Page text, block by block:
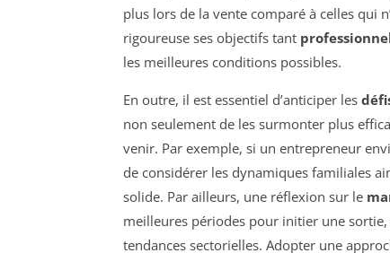
plus lors de la vente comparé à celles qui
rigoureuse ses objectifs tant
les meilleures conditions possibles.
En outre, il est essentiel d’anticiper les
non seulement de les surmonter plus
venir. Par exemple, si un entrepreneur
de considérer les dynamiques familiales
solide. Par ailleurs, une réflexion sur le
meilleures périodes pour initier une
tendances sectorielles. Adopter une